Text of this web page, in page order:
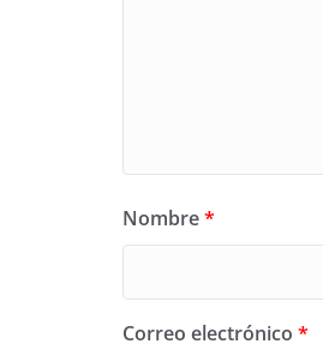
Nombre*
Correo electrónico *